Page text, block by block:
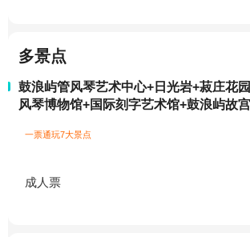
多景点
鼓浪屿管风琴艺术中心+日光岩+菽庄花
风琴博物馆+国际刻字艺术馆+鼓浪屿故
一票通玩7大景点
成人票